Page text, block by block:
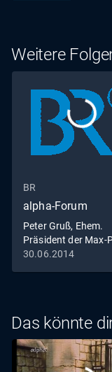
Weitere
BR
alpha-Forum
Peter Gruß, Ehem.
Präsident der Max-
Gesellschaft
30.06.2014
Das könnte